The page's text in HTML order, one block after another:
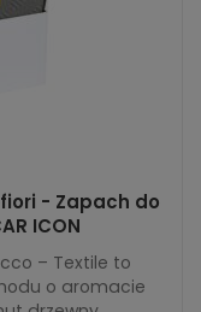
- Zapach do
ICON
– Textile to
o aromacie